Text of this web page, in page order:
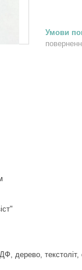
текстоліт,